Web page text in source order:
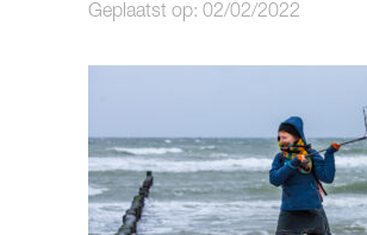
Geplaatst op: 02/02/2022